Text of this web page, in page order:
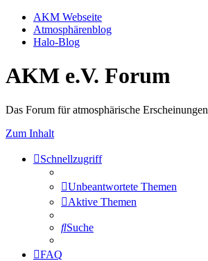
AKM Webseite
Atmosphärenblog
Halo-Blog
AKM e.V. Forum
Das Forum für atmosphärische Erscheinungen
Zum Inhalt
Schnellzugriff
Unbeantwortete Themen
Aktive Themen
Suche
FAQ